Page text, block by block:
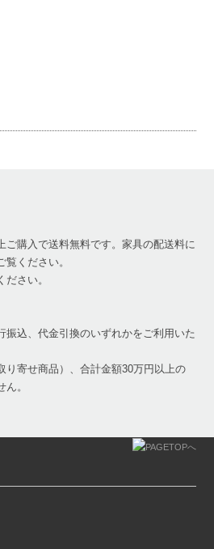
ご購入で送料無料です。家具の配送料に
ください。
ださい。
振込、代金引換のいずれかをご利用いた
寄せ商品）、合計金額30万円以上の
。